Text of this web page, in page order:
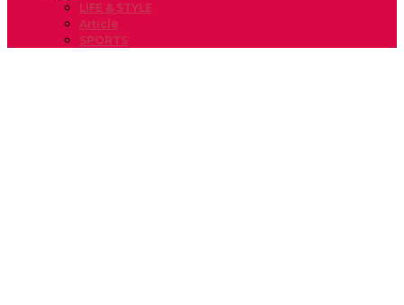
LIFE & STYLE
Article
SPORTS